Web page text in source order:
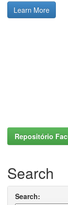
Learn More
Repositório
Search
Search: